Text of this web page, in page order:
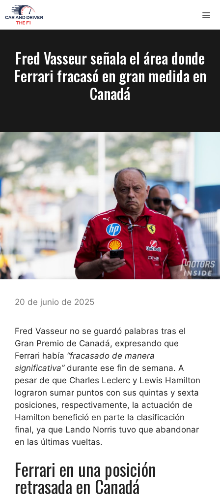
Saltar
al
contenido
Fred Vasseur señala el área donde
Ferrari fracasó en gran medida en
Canadá
20 de junio de 2025
Fred Vasseur no se guardó palabras tras el
Gran Premio de Canadá, expresando que
Ferrari había “fracasado de manera
significativa”durante ese fin de semana. A
pesar de que Charles Leclerc y Lewis Hamilton
lograron sumar puntos con sus quintas y sexta
posiciones, respectivamente, la actuación de
Hamilton benefició en parte la clasificación
final, ya que Lando Norris tuvo que abandonar
en las últimas vueltas.
Ferrari en una posición
retrasada en Canadá